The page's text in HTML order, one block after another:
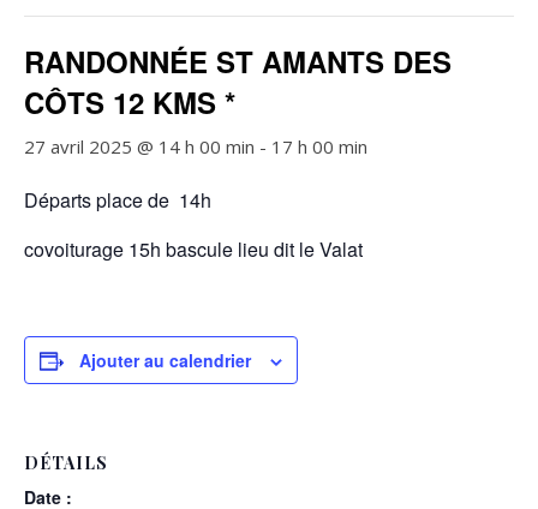
RANDONNÉE ST AMANTS DES
CÔTS 12 KMS *
27 avril 2025 @ 14 h 00 min - 17 h 00 min
Départs place de 14h
covoiturage 15h bascule lieu dit le Valat
Ajouter au calendrier
DÉTAILS
Date :